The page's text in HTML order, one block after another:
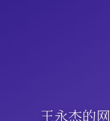
王永杰的